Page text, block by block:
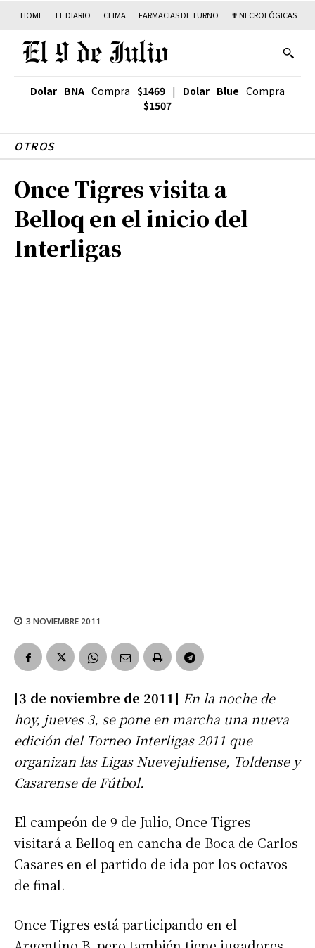
HOME EL DIARIO CLIMA FARMACIAS DE TURNO ✟ NECROLÓGICAS
Dolar BNA Compra $1469 | Dolar Blue Compra
$1507
OTROS
Once Tigres visita a
Belloq en el inicio del
Interligas
3 NOVIEMBRE 2011
[3 de noviembre de 2011] En la noche de
hoy, jueves 3, se pone en marcha una nueva
edición del Torneo Interligas 2011 que
organizan las Ligas Nuevejuliense, Toldense y
Casarense de Fútbol.
El campeón de 9 de Julio, Once Tigres
visitará a Belloq en cancha de Boca de Carlos
Casares en el partido de ida por los octavos
de final.
Once Tigres está participando en el